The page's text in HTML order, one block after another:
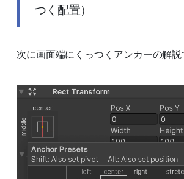
つく配置）
次に画面端にくっつくアンカーの解説